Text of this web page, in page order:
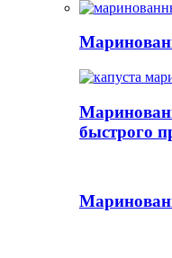
быстрого